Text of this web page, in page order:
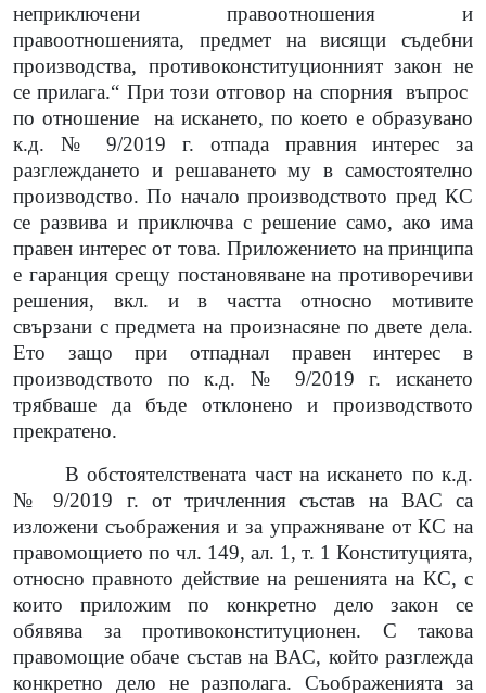
неприключени правоотношения и
правоотношенията, предмет на висящи съдебни
производства, противоконституционният закон не
се прилага.“ При този отговор на спорния въпрос
по отношение
на искането, по което е образувано
к.д. № 9/2019 г. отпада правния интерес за
разглеждането и решаването му в самостоятелно
производство. По начало производството пред КС
се развива и приключва с решение само, ако има
правен интерес от това. Приложението на принципа
е гаранция срещу постановяване на противоречиви
решения, вкл. и в частта относно мотивите
свързани с предмета на произнасяне по двете дела.
Ето защо при отпаднал правен интерес в
производството по к.д. № 9/2019 г. искането
трябваше да бъде отклонено и производството
прекратено.
В обстоятелствената част на искането по к.д.
№ 9/2019 г. от тричленния състав на ВАС са
изложени съображения и за упражняване от КС на
правомощието по чл. 149, ал. 1, т. 1 Конституцията,
относно правното действие на решенията на КС, с
които приложим по конкретно дело закон се
обявява за противоконституционен. С такова
правомощие обаче състав на ВАС, който разглежда
конкретно дело не разполага. Съображенията за